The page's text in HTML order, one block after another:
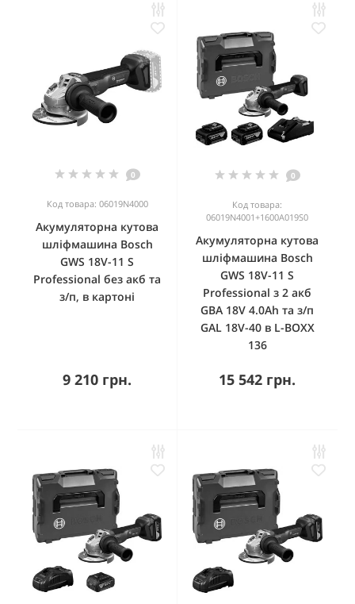
0
Код товара: 06019N4000
Акумуляторна кутова
шліфмашина Bosch
GWS 18V-11 S
Professional без акб та
з/п, в картоні
9 210 грн.
0
Код товара:
06019N4001+1600A019S0
Акумуляторна кутова
шліфмашина Bosch
GWS 18V-11 S
Professional з 2 акб
GBA 18V 4.0Ah та з/п
GAL 18V-40 в L-BOXX
136
15 542 грн.